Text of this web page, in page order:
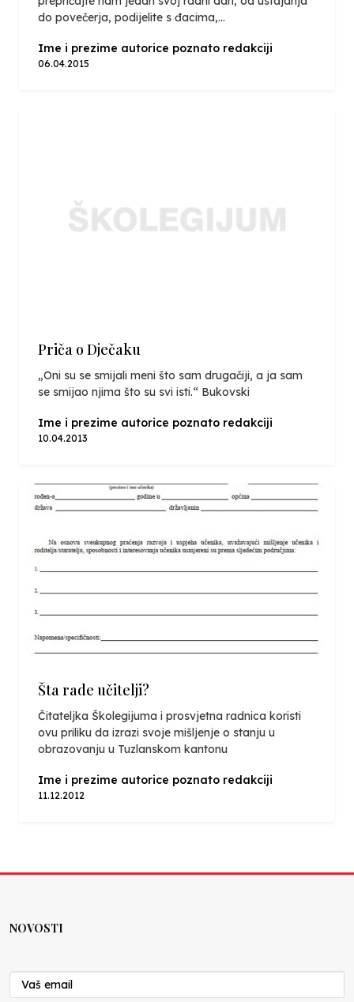
do povečerja, podijelite s đacima,...
Ime i prezime autorice poznato redakciji
06.04.2015
Priča o Dječaku
„Oni su se smijali meni što sam drugačiji, a ja sam
se smijao njima što su svi isti.“ Bukovski
Ime i prezime autorice poznato redakciji
10.04.2013
Šta rade učitelji?
Čitateljka Školegijuma i prosvjetna radnica koristi
ovu priliku da izrazi svoje mišljenje o stanju u
obrazovanju u Tuzlanskom kantonu
Ime i prezime autorice poznato redakciji
11.12.2012
NOVOSTI